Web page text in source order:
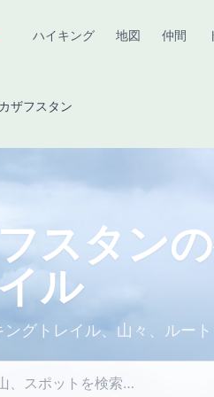
ハイキング 地図 仲間
カザフスタン
スタン
ル
ングトレイル、山々、ルー